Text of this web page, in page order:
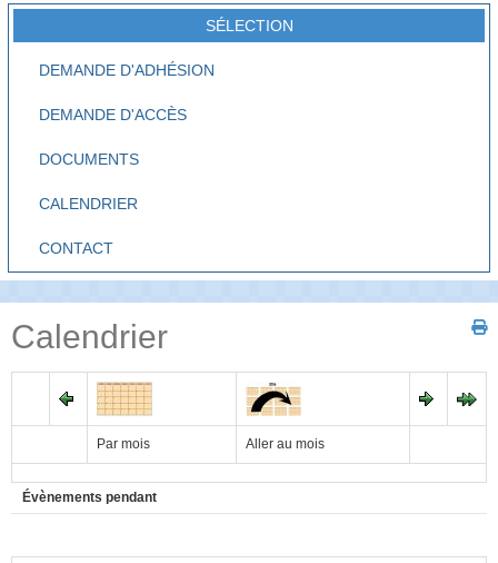
SÉLECTION
DEMANDE D'ADHÉSION
DEMANDE D'ACCÈS
DOCUMENTS
CALENDRIER
CONTACT
Calendrier
Par mois Aller au mois
Évènements pendant